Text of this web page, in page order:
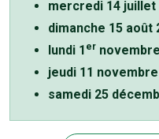
mercredi 14 juillet
dimanche 15 août
lundi 1 er
jeudi 11
samedi 25